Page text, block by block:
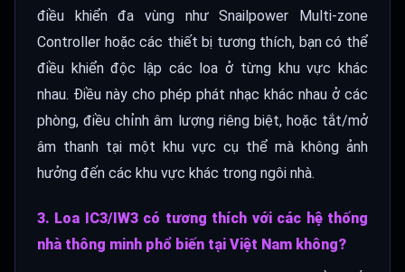
điều khiển đa vùng như Snailpower Multi-zone
Controller hoặc các thiết bị tương thích, bạn có thể
điều khiển độc lập các loa ở từng khu vực khác
nhau. Điều này cho phép phát nhạc khác nhau ở các
phòng, điều chỉnh âm lượng riêng biệt, hoặc tắt/mở
âm thanh tại một khu vực cụ thể mà không ảnh
hưởng đến các khu vực khác trong ngôi nhà.
3. Loa IC3/IW3 có tương thích với các hệ thống
nhà thông minh phổ biến tại Việt Nam không?